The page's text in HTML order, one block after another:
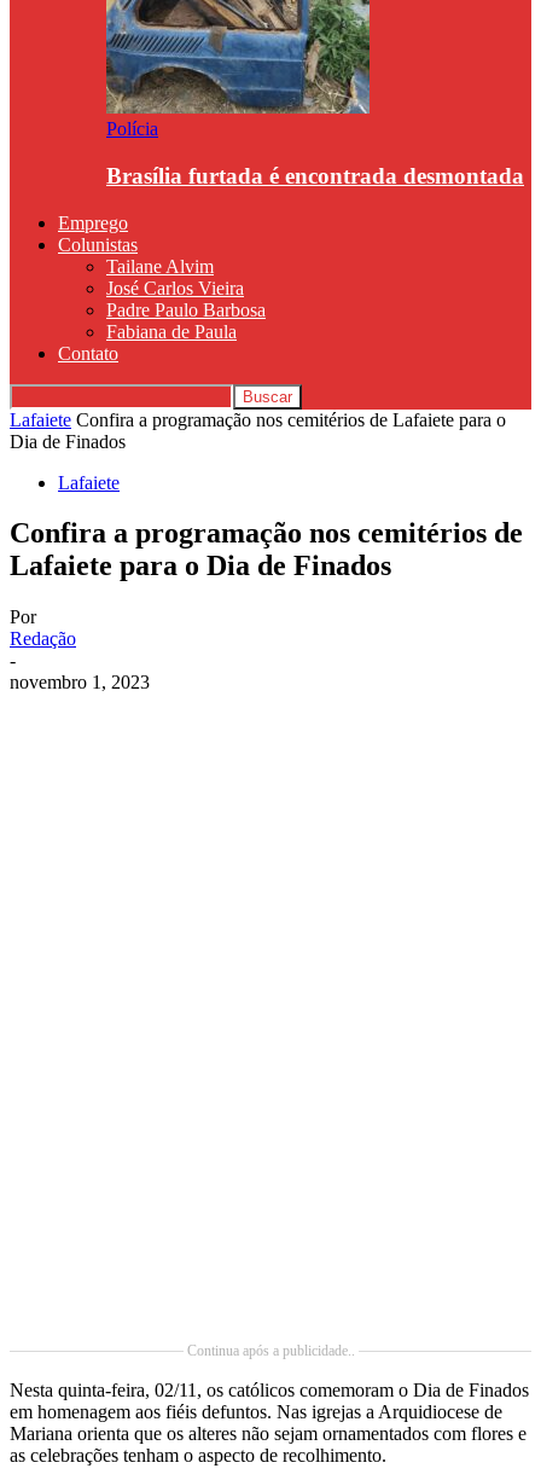
Polícia
Brasília furtada é encontrada desmontada
Emprego
Colunistas
Tailane Alvim
José Carlos Vieira
Padre Paulo Barbosa
Fabiana de Paula
Contato
Lafaiete Confira a programação nos cemitérios de Lafaiete para o
Dia de Finados
Lafaiete
Confira a programação nos cemitérios de
Lafaiete para o Dia de Finados
Por
Redação
-
novembro 1, 2023
Continua após a publicidade..
Nesta quinta-feira, 02/11, os católicos comemoram o Dia de Finados
em homenagem aos fiéis defuntos. Nas igrejas a Arquidiocese de
Mariana orienta que os alteres não sejam ornamentados com flores e
as celebrações tenham o aspecto de recolhimento.